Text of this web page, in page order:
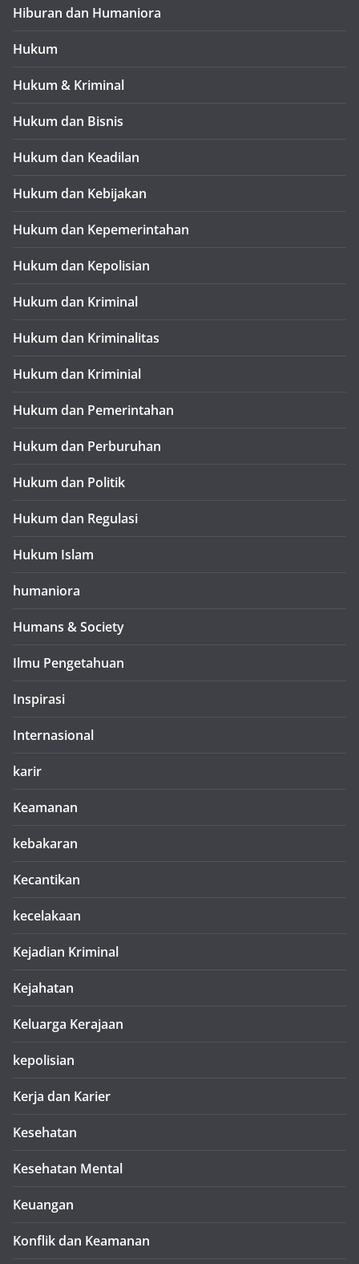
Hiburan dan Humaniora
Hukum
Hukum & Kriminal
Hukum dan Bisnis
Hukum dan Keadilan
Hukum dan Kebijakan
Hukum dan Kepemerintahan
Hukum dan Kepolisian
Hukum dan Kriminal
Hukum dan Kriminalitas
Hukum dan Kriminial
Hukum dan Pemerintahan
Hukum dan Perburuhan
Hukum dan Politik
Hukum dan Regulasi
Hukum Islam
humaniora
Humans & Society
Ilmu Pengetahuan
Inspirasi
Internasional
karir
Keamanan
kebakaran
Kecantikan
kecelakaan
Kejadian Kriminal
Kejahatan
Keluarga Kerajaan
kepolisian
Kerja dan Karier
Kesehatan
Kesehatan Mental
Keuangan
Konflik dan Keamanan